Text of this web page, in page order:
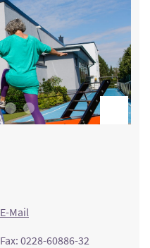
E-Mail
Fax: 0228-60886-32